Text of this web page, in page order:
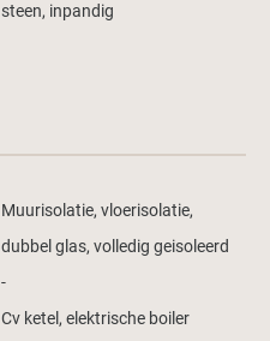
steen, inpandig
Muurisolatie, vloerisolatie,
dubbel glas, volledig geisoleerd
-
Cv ketel, elektrische boiler